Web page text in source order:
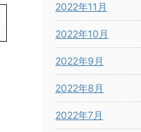
2022年11月
2022年10月
2022年9月
2022年8月
2022年7月